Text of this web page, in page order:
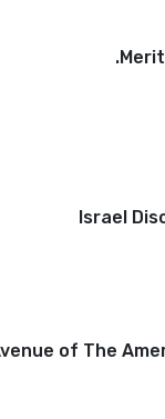
Israel
Avenue of The